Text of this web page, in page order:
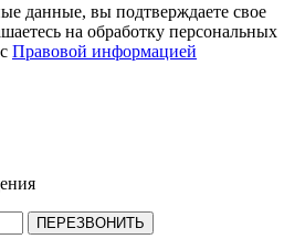
данные, вы подтверждаете свое
на обработку персональных
Правовой информацией
ПЕРЕЗВОНИТЬ